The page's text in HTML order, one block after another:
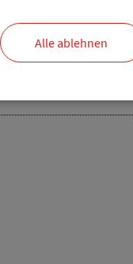
Alle ablehnen